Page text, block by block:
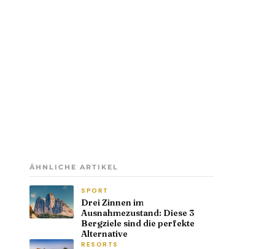
ÄHNLICHE ARTIKEL
SPORT
Drei Zinnen im
Ausnahmezustand: Diese 3
Bergziele sind die perfekte
Alternative
RESORTS